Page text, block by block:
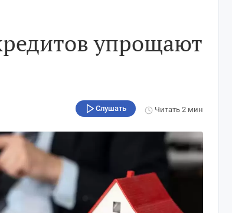
упрощают
Слушать Читать2 мин